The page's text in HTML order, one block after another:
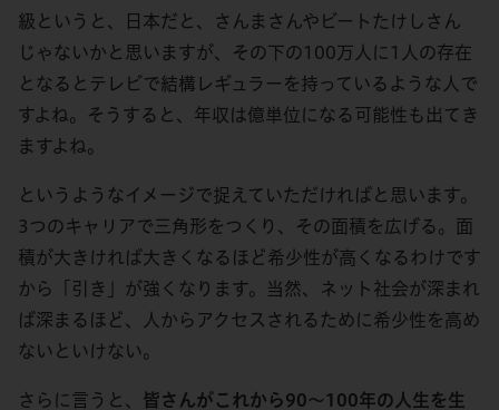
級というと、日本だと、さんまさんやビートたけしさん
じゃないかと思いますが、その下の100万人に1人の存在
となるとテレビで結構レギュラーを持っているような人で
すよね。そうすると、年収は億単位になる可能性も出てき
ますよね。
というようなイメージで捉えていただければと思います。
3つのキャリアで三角形をつくり、その面積を広げる。面
積が大きければ大きくなるほど希少性が高くなるわけです
から「引き」が強くなります。当然、ネット社会が深まれ
ば深まるほど、人からアクセスされるために希少性を高め
ないといけない。
さらに言うと、 皆さんがこれから90～100年の人生を生